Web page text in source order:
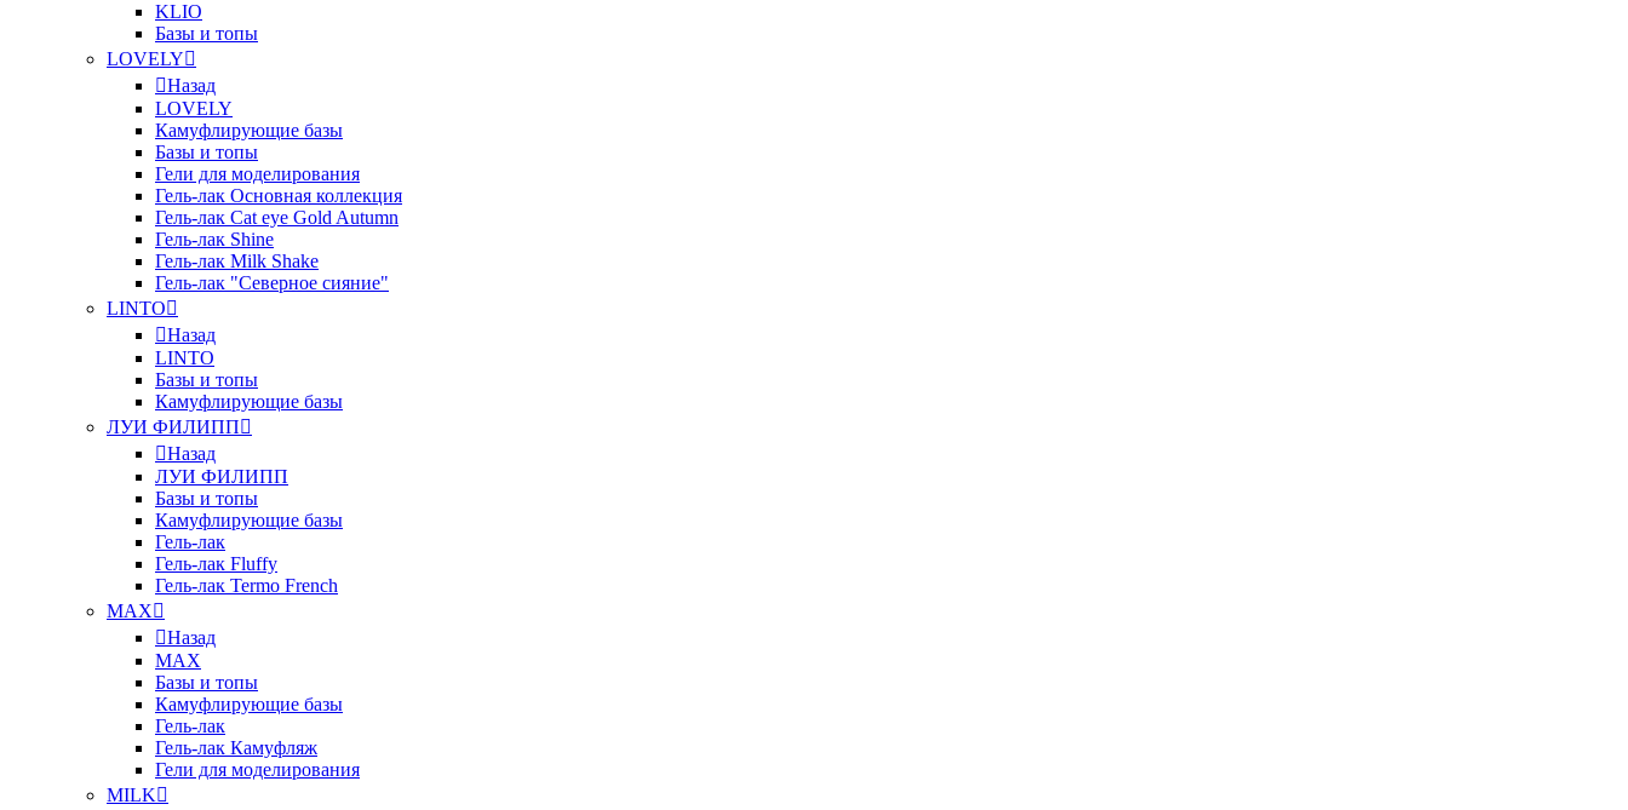
KLIO
Базы и топы
LOVELY
Назад
LOVELY
Камуфлирующие базы
Базы и топы
Гели для моделирования
Гель-лак Основная коллекция
Гель-лак Cat eye Gold Autumn
Гель-лак Shine
Гель-лак Milk Shake
Гель-лак "Северное сияние"
LINTO
Назад
LINTO
Базы и топы
Камуфлирующие базы
ЛУИ ФИЛИПП
Назад
ЛУИ ФИЛИПП
Базы и топы
Камуфлирующие базы
Гель-лак
Гель-лак Fluffy
Гель-лак Termo French
MAX
Назад
MAX
Базы и топы
Камуфлирующие базы
Гель-лак
Гель-лак Камуфляж
Гели для моделирования
MILK